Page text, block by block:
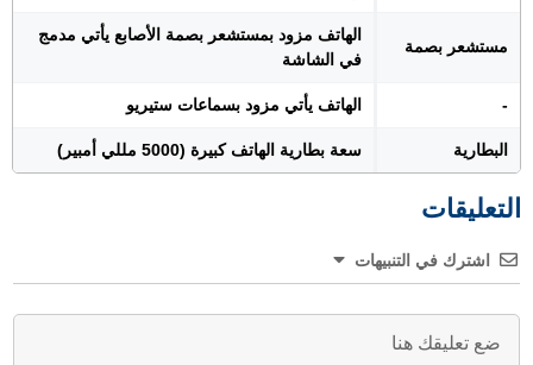
مستشعر بصمة
الهاتف مزود بمستشعر بصمة الأصابع يأتي مدمج
في الشاشة
- الهاتف يأتي مزود بسماعات ستيريو
البطارية سعة بطارية الهاتف كبيرة (5000 مللي أمبير)
التعليقات
اشترك في التنبيهات